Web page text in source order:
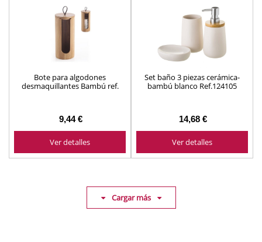
Bote para algodones
desmaquillantes Bambú ref.
9,44 €
Ver detalles
Set baño 3 piezas cerámica-
bambú blanco Ref.124105
14,68 €
Ver detalles
Cargar más